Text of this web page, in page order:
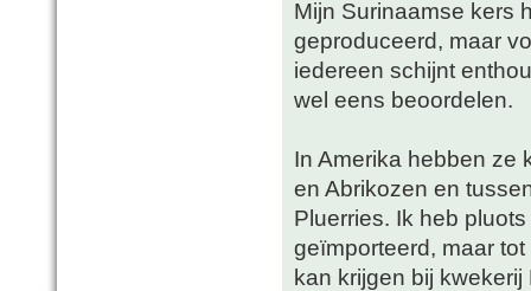
Mijn Surinaamse kers
geproduceerd, maar
iedereen schijnt
wel eens beoordelen.
In Amerika hebben ze
en Abrikozen en
Pluerries. Ik heb
geïmporteerd, maar
kan krijgen bij